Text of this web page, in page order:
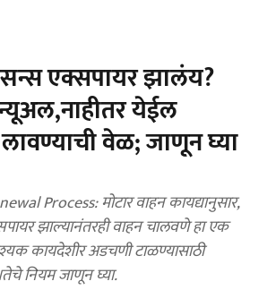
एक्सपायर झालंय?
येईल
वेळ; जाणून घ्या
कायद्यानुसार,
झाल्यानंतरही वाहन चालवणे हा एक
कायदेशीर अडचणी टाळण्यासाठी
नियम जाणून घ्या.